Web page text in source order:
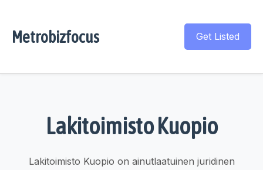
Metrobizfocus Get Listed
Lakitoimisto Kuopio
Lakitoimisto Kuopio on ainutlaatuinen juridinen